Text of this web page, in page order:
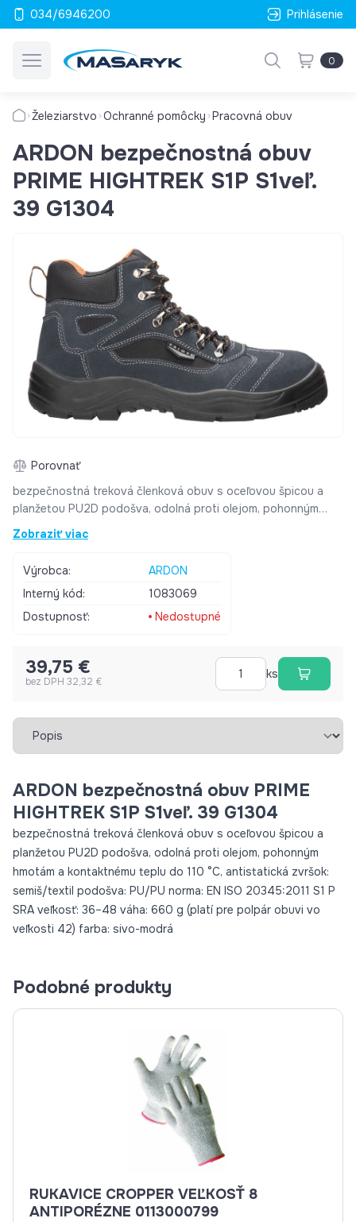
034/6946200 Prihlásenie
0
Železiarstvo Ochranné pomôcky Pracovná obuv
ARDON bezpečnostná obuv
PRIME HIGHTREK S1P S1veľ.
39 G1304
Porovnať
bezpečnostná treková členková obuv s oceľovou špicou a
planžetou PU2D podošva, odolná proti olejom, pohonným
hmotám a kontaktnému teplu do 110 °C, antistatická zvršok:
semiš/textil podošva: PU/PU norma: EN ISO 20345:2011 S1 P
veľkosti 42) farba: sivo-modrá
Zobraziť viac
Výrobca:
ARDON
Interný kód:
1083069
Dostupnosť:
Nedostupné
39,75 €
bez DPH 32,32 €
ks
Vybrať záložku
ARDON bezpečnostná obuv PRIME
HIGHTREK S1P S1veľ. 39 G1304
bezpečnostná treková členková obuv s oceľovou špicou a
planžetou PU2D podošva, odolná proti olejom, pohonným
hmotám a kontaktnému teplu do 110 °C, antistatická zvršok:
semiš/textil podošva: PU/PU norma: EN ISO 20345:2011 S1 P
SRA veľkosť: 36–48 váha: 660 g (platí pre polpár obuvi vo
veľkosti 42) farba: sivo-modrá
Podobné produkty
RUKAVICE CROPPER VEĽKOSŤ 8
ANTIPORÉZNE 0113000799